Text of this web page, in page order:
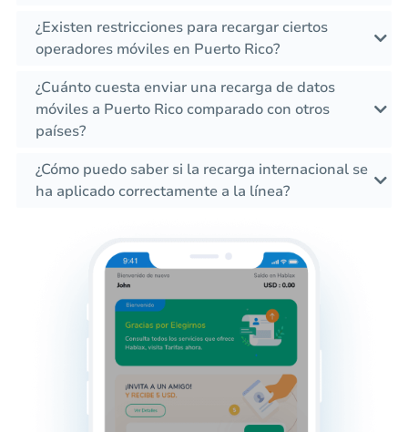
¿Existen restricciones para recargar ciertos
operadores móviles en Puerto Rico?
¿Cuánto cuesta enviar una recarga de datos
móviles a Puerto Rico comparado con otros
países?
¿Cómo puedo saber si la recarga internacional se
ha aplicado correctamente a la línea?